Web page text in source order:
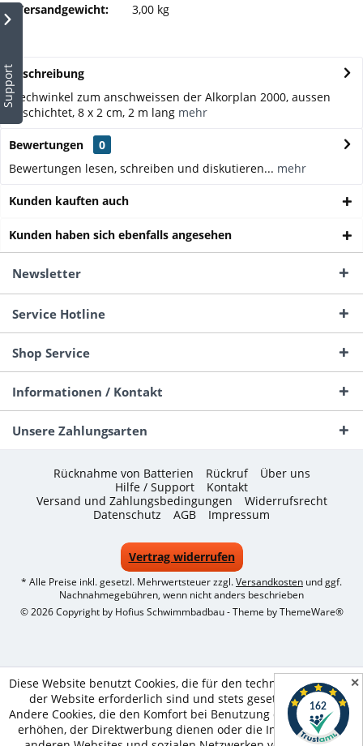
Support
Versandgewicht:
3,00 kg
Beschreibung
Blechwinkel zum anschweissen der Alkorplan 2000, aussen
beschichtet, 8 x 2 cm, 2 m lang mehr
Bewertungen
0
Bewertungen lesen, schreiben und diskutieren... mehr
Kunden kauften auch
Kunden haben sich ebenfalls angesehen
Newsletter
Service Hotline
Shop Service
Informationen / Kontakt
Unsere Zahlungsarten
Rücknahme von Batterien Rückruf
Über uns
Hilfe / Support
Kontakt
Versand und Zahlungsbedingungen
Widerrufsrecht
Datenschutz
AGB Impressum
Vertrag widerrufen
* Alle Preise inkl. gesetzl. Mehrwertsteuer zzgl.Versandkosten und ggf.
Nachnahmegebühren, wenn nicht anders beschrieben
© 2026 Copyright by Hofius Schwimmbadbau - Theme byThemeWare®
Diese Website benutzt Cookies, die für den technischen Betrieb
der Website erforderlich sind und stets gesetzt werden.
Andere Cookies, die den Komfort bei Benutzung dieser Website
erhöhen, der Direktwerbung dienen oder die Interaktion mit
✕